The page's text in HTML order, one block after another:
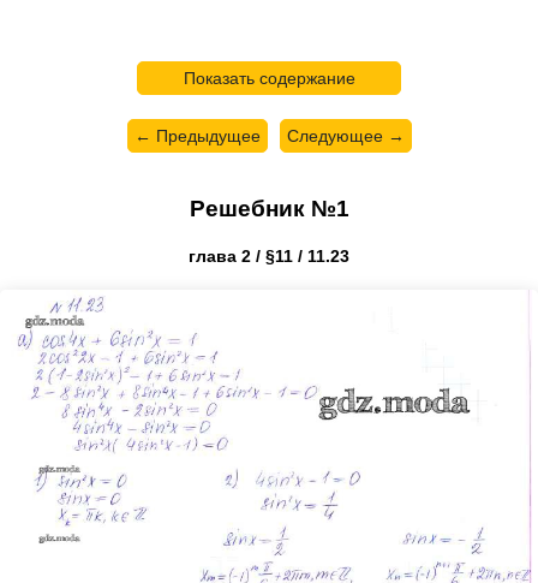
Показать содержание
← Предыдущее Следующее →
Решебник №1
глава 2 / §11 / 11.23